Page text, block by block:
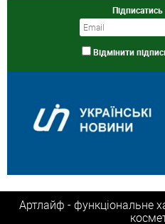
Відмінити
Артлайф - функціональне